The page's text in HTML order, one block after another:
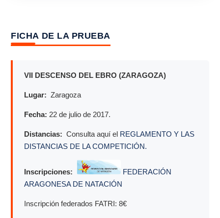
FICHA DE LA PRUEBA
VII DESCENSO DEL EBRO (ZARAGOZA)
Lugar: Zaragoza
Fecha: 22 de julio de 2017.
Distancias: Consulta aquí el REGLAMENTO Y LAS
DISTANCIAS DE LA COMPETICIÓN.
Inscripciones:
FEDERACIÓN
ARAGONESA DE NATACIÓN
Inscripción federados FATRI: 8€